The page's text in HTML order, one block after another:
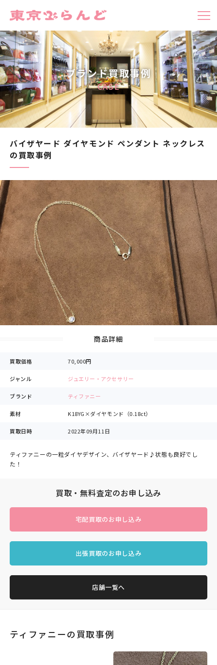
ブランド買取事例
CASE
バイザヤード ダイヤモンド ペンダント ネックレス
の買取事例
商品詳細
買取価格 70,000円
ジャンル ジュエリー・アクセサリー
ブランド ティファニー
素材 K18YG×ダイヤモンド（0.18ct）
買取日時 2022年09月11日
ティファニーの一粒ダイヤデザイン、バイザヤード♪状態も良好でし
た！
買取・無料査定のお申し込み
宅配買取のお申し込み
出張買取のお申し込み
店舗一覧へ
ティファニーの買取事例